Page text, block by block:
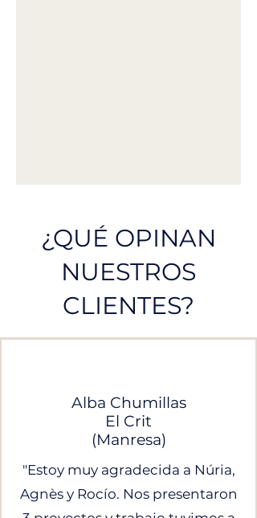
¿QUÉ OPINAN
NUESTROS
CLIENTES?
Alba Chumillas
El Crit
(Manresa)
"Estoy muy agradecida a Núria,
Agnès y Rocío. Nos presentaron